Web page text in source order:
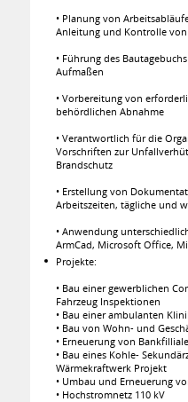
• Planung von
Anleitung und Kontrolle
• Führung des
Aufmaßen
• Vorbereitung von
behördlichen Abnahme
• Verantwortlich für die
Vorschriften zur
Brandschutz
• Erstellung von
Arbeitszeiten, tägliche und
• Anwendung
ArmCad, Microsoft Office,
Projekte:
• Bau einer gewerblichen
Fahrzeug Inspektionen
• Bau einer ambulanten
• Bau von Wohn- und
• Erneuerung von
• Bau eines Kohle-
Wärmekraftwerk Projekt
• Umbau und Erneuerung
• Hochstromnetz 110 kV